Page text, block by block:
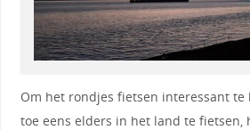
Om het rondjes fietsen interessant te
toe eens elders in het land te fietsen,